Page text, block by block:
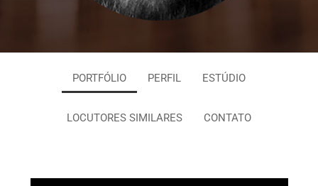
PORTFÓLIO PERFIL ESTÚDIO
LOCUTORES SIMILARES CONTATO